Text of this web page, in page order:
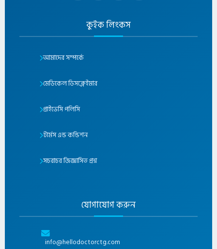
কুইক লিংকস
আমাদের সম্পর্কে
মেডিকেল ডিসক্লেইমার
প্রাইভেসি পলিসি
টার্মস এন্ড কন্ডিশন
সচরাচর জিজ্ঞাসিত প্রশ্ন
যোগাযোগ করুন
info@hellodoctorctg.com